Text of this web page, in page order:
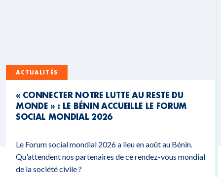
ACTUALITÉS
« CONNECTER NOTRE LUTTE AU RESTE DU
MONDE » : LE BÉNIN ACCUEILLE LE FORUM
SOCIAL MONDIAL 2026
Le Forum social mondial 2026 a lieu en août au Bénin.
Qu'attendent nos partenaires de ce rendez-vous mondial
de la société civile ?